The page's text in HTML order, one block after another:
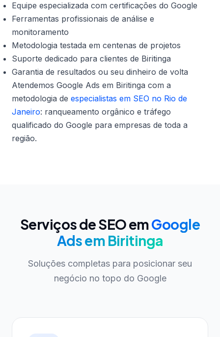
Equipe especializada com certificações do Google
Ferramentas profissionais de análise e
monitoramento
Metodologia testada em centenas de projetos
Suporte dedicado para clientes de Biritinga
Garantia de resultados ou seu dinheiro de volta
Atendemos Google Ads em Biritinga com a
metodologia de especialistas em SEO no Rio de
Janeiro: ranqueamento orgânico e tráfego
qualificado do Google para empresas de toda a
região.
Serviços de SEO emGoogle
Ads em Biritinga
Soluções completas para posicionar seu
negócio no topo do Google